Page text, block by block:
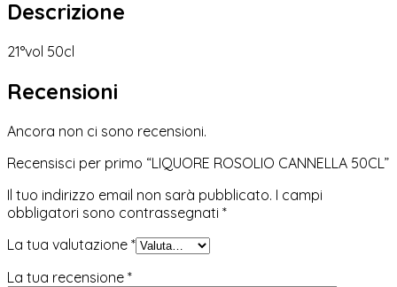
Descrizione
21°vol 50cl
Recensioni
Ancora non ci sono recensioni.
Recensisci per primo “LIQUORE ROSOLIO CANNELLA 50CL”
Il tuo indirizzo email non sarà pubblicato. I campi
obbligatori sono contrassegnati *
La tua valutazione *
La tua recensione *